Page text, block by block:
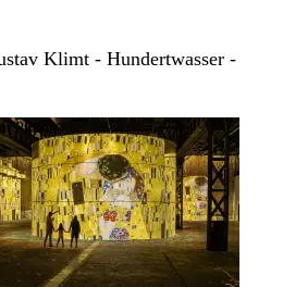
Klimt - Hundertwasser -
Pinson